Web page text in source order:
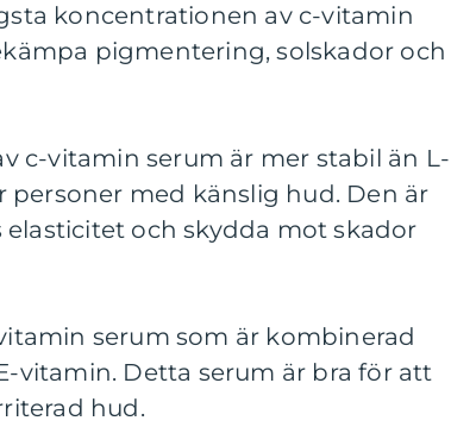
koncentrationen av c-vitamin
pigmentering, solskador och
c-vitamin serum är mer stabil än L-
personer med känslig hud. Den är
och skydda mot skador
serum som är kombinerad
vitamin. Detta serum är bra för att
hud.